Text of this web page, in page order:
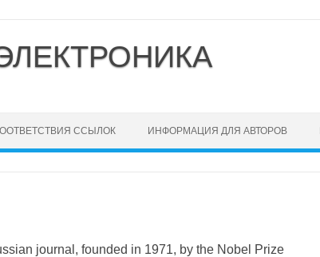
ССЫЛОК ИНФОРМАЦИЯ ДЛЯ АВТОРОВ
journal, founded in 1971, by the Nobel Prize